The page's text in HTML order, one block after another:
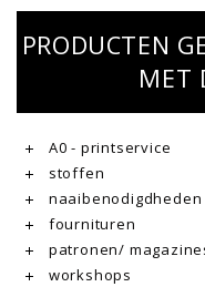
PRODUCTEN
MET
A0 - printservice
stoffen
naaibenodigdheden
fournituren
patronen/
workshops